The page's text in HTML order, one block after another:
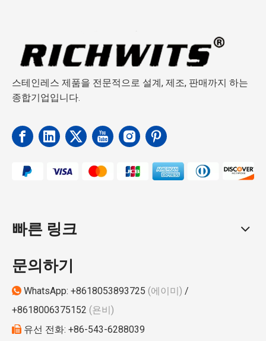
파편
17-
용 90
도 레
이스
일 베
이스
스 스
25mm
스테인레스 제품을 전문적으로 설계, 제조, 판매까지 하는
종합기업입니다.
빠른 링크
문의하기
 WhatsApp: +8618053893725 (에이미) /
+8618006375152 (욘비)
 유선 전화: +86-543-6288039